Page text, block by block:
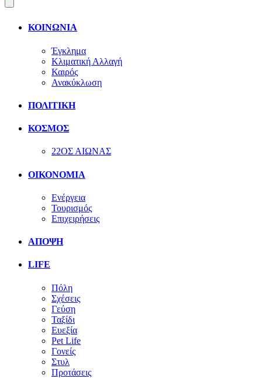
ΚΟΙΝΩΝΙΑ
Έγκλημα
Κλιματική Αλλαγή
Καιρός
Ανακύκλωση
ΠΟΛΙΤΙΚΗ
ΚΟΣΜΟΣ
22ΟΣ ΑΙΩΝΑΣ
ΟΙΚΟΝΟΜΙΑ
Ενέργεια
Τουρισμός
Επιχειρήσεις
ΑΠΟΨΗ
LIFE
Πόλη
Σχέσεις
Γεύση
Ταξίδι
Ευεξία
Pet Life
Γονείς
Στυλ
Προτάσεις